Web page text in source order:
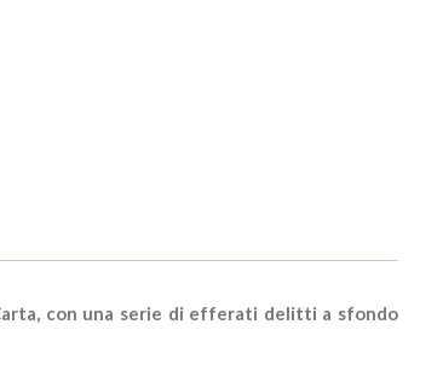
con una serie di efferati delitti a sfondo